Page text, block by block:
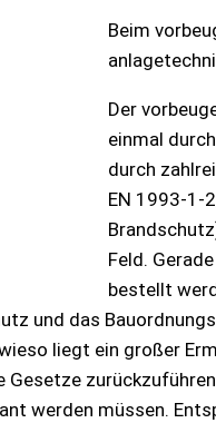
Beim
Der
einmal
durch
EN 1993-1-
Feld.
bestellt
und das
liegt ein großer
werden müssen.